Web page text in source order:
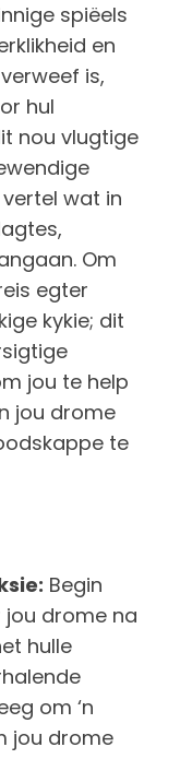
spiëels
en
is,
hul
nou vlugtige
wat in
Om
egter
kykie; dit
jou te help
jou drome
te
Begin
drome na
hulle
om ‘n
jou drome